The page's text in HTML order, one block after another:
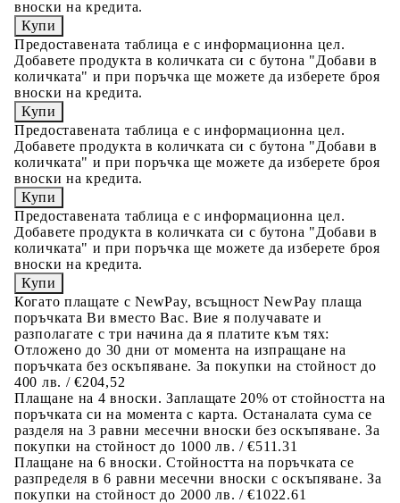
вноски на кредита.
Предоставената таблица е с информационна цел.
Добавете продукта в количката си с бутона "Добави в
количката" и при поръчка ще можете да изберете броя
вноски на кредита.
Предоставената таблица е с информационна цел.
Добавете продукта в количката си с бутона "Добави в
количката" и при поръчка ще можете да изберете броя
вноски на кредита.
Предоставената таблица е с информационна цел.
Добавете продукта в количката си с бутона "Добави в
количката" и при поръчка ще можете да изберете броя
вноски на кредита.
Когато плащате с NewPay, всъщност NewPay плаща
поръчката Ви вместо Вас. Вие я получавате и
разполагате с три начина да я платите към тях:
Отложено до 30 дни от момента на изпращане на
поръчката без оскъпяване. За покупки на стойност до
400 лв. / €204,52
Плащане на 4 вноски. Заплащате 20% от стойността на
поръчката си на момента с карта. Останалата сума се
разделя на 3 равни месечни вноски без оскъпяване. За
покупки на стойност до 1000 лв. / €511.31
Плащане на 6 вноски. Стойността на поръчката се
разпределя в 6 равни месечни вноски с оскъпяване. За
покупки на стойност до 2000 лв. / €1022.61